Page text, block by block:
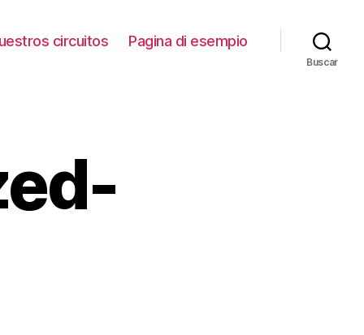
circuitos Pagina di esempio
Buscar